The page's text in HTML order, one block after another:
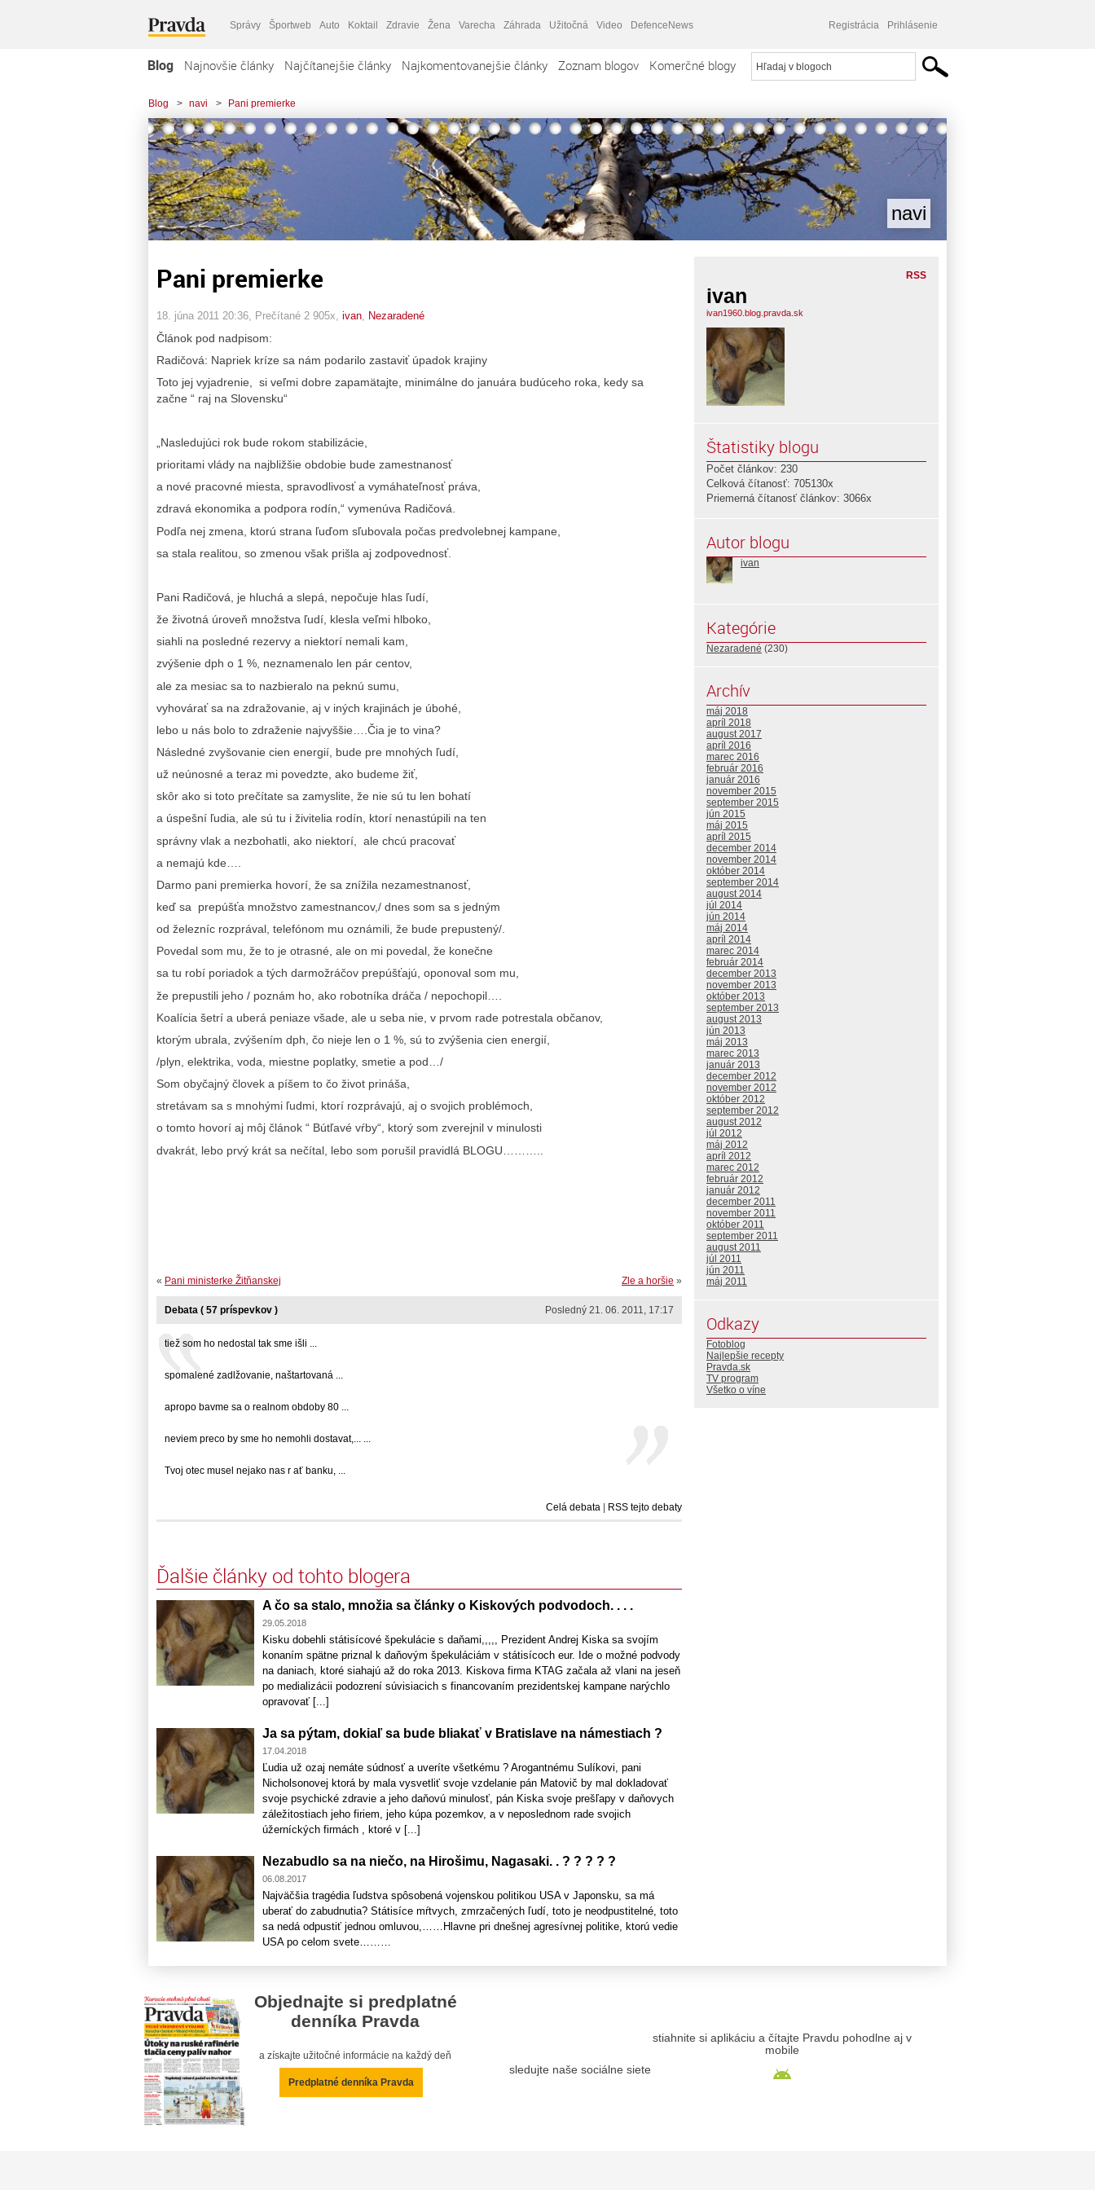
Správy Športweb Auto Koktail Zdravie Žena Varecha Záhrada Užitočná Video DefenceNews Registrácia Prihlásenie
Blog Najnovšie články Najčítanejšie články Najkomentovanejšie články Zoznam blogov Komerčné blogy
Blog > navi > Pani premierke
navi
Pani premierke
18. júna 2011 20:36 , Prečítané 2 905x, ivan Nezaradené
Článok pod nadpisom:
Radičová: Napriek kríze sa nám podarilo zastaviť úpadok krajiny
Toto jej vyjadrenie, si veľmi dobre zapamätajte, minimálne do januára budúceho roka, kedy sa
začne “ raj na Slovensku“
„Nasledujúci rok bude rokom stabilizácie,
prioritami vlády na najbližšie obdobie bude zamestnanosť
a nové pracovné miesta, spravodlivosť a vymáhateľnosť práva,
zdravá ekonomika a podpora rodín,“ vymenúva Radičová.
Podľa nej zmena, ktorú strana ľuďom sľubovala počas predvolebnej kampane,
sa stala realitou, so zmenou však prišla aj zodpovednosť.
Pani Radičová, je hluchá a slepá, nepočuje hlas ľudí,
že životná úroveň množstva ľudí, klesla veľmi hlboko,
siahli na posledné rezervy a niektorí nemali kam,
zvýšenie dph o 1 %, neznamenalo len pár centov,
ale za mesiac sa to nazbieralo na peknú sumu,
vyhovárať sa na zdražovanie, aj v iných krajinách je úbohé,
lebo u nás bolo to zdraženie najvyššie….Čia je to vina?
Následné zvyšovanie cien energií, bude pre mnohých ľudí,
už neúnosné a teraz mi povedzte, ako budeme žiť,
skôr ako si toto prečítate sa zamyslite, že nie sú tu len bohatí
a úspešní ľudia, ale sú tu i živitelia rodín, ktorí nenastúpili na ten
správny vlak a nezbohatli, ako niektorí, ale chcú pracovať
a nemajú kde….
Darmo pani premierka hovorí, že sa znížila nezamestnanosť,
keď sa prepúšťa množstvo zamestnancov,/ dnes som sa s jedným
od železníc rozprával, telefónom mu oznámili, že bude prepustený/.
Povedal som mu, že to je otrasné, ale on mi povedal, že konečne
sa tu robí poriadok a tých darmožráčov prepúšťajú, oponoval som mu,
že prepustili jeho / poznám ho, ako robotníka dráča / nepochopil….
Koalícia šetrí a uberá peniaze všade, ale u seba nie, v prvom rade potrestala občanov,
ktorým ubrala, zvýšením dph, čo nieje len o 1 %, sú to zvýšenia cien energií,
/plyn, elektrika, voda, miestne poplatky, smetie a pod…/
Som obyčajný človek a píšem to čo život prináša,
stretávam sa s mnohými ľudmi, ktorí rozprávajú, aj o svojich problémoch,
o tomto hovorí aj môj článok “ Bútľavé vŕby“, ktorý som zverejnil v minulosti
dvakrát, lebo prvý krát sa nečítal, lebo som porušil pravidlá BLOGU………..
Zle a horšie »
« Pani ministerke Žitňanskej
Posledný 21. 06. 2011, 17:17
Debata ( 57 príspevkov )
tiež som ho nedostal tak sme išli ...
spomalené zadlžovanie, naštartovaná ...
apropo bavme sa o realnom obdoby 80 ...
neviem preco by sme ho nemohli dostavat,... ...
Tvoj otec musel nejako nas r ať banku, ...
Celá debata RSS tejto debaty
Ďalšie články od tohto blogera
A čo sa stalo, množia sa články o Kiskových podvodoch. . . .
29.05.2018
Kisku dobehli státisícové špekulácie s daňami,,,,, Prezident Andrej Kiska sa svojím
konaním spätne priznal k daňovým špekuláciám v státisícoch eur. Ide o možné podvody
na daniach, ktoré siahajú až do roka 2013. Kiskova firma KTAG začala až vlani na jeseň
po medializácii podozrení súvisiacich s financovaním prezidentskej kampane narýchlo
opravovať [...]
Ja sa pýtam, dokiaľ sa bude bliakať v Bratislave na námestiach ?
17.04.2018
Ľudia už ozaj nemáte súdnosť a uveríte všetkému ? Arogantnému Sulíkovi, pani
Nicholsonovej ktorá by mala vysvetliť svoje vzdelanie pán Matovič by mal dokladovať
svoje psychické zdravie a jeho daňovú minulosť, pán Kiska svoje prešľapy v daňovych
záležitostiach jeho firiem, jeho kúpa pozemkov, a v neposlednom rade svojich
úžerníckých firmách , ktoré v [...]
Nezabudlo sa na niečo, na Hirošimu, Nagasaki. . ? ? ? ? ?
06.08.2017
Najväčšia tragédia ľudstva spôsobená vojenskou politikou USA v Japonsku, sa má
uberať do zabudnutia? Státisíce mŕtvych, zmrzačených ľudí, toto je neodpustitelné, toto
sa nedá odpustiť jednou omluvou,……Hlavne pri dnešnej agresívnej politike, ktorú vedie
USA po celom svete………
RSS
ivan
ivan1960.blog.pravda.sk
Štatistiky blogu
Počet článkov: 230
Celková čítanosť: 705130x
Priemerná čítanosť článkov: 3066x
Autor blogu
ivan
Kategórie
Nezaradené (230)
Archív
máj 2018
apríl 2018
august 2017
apríl 2016
marec 2016
február 2016
január 2016
november 2015
september 2015
jún 2015
máj 2015
apríl 2015
december 2014
november 2014
október 2014
september 2014
august 2014
júl 2014
jún 2014
máj 2014
apríl 2014
marec 2014
február 2014
december 2013
november 2013
október 2013
september 2013
august 2013
jún 2013
máj 2013
marec 2013
január 2013
december 2012
november 2012
október 2012
september 2012
august 2012
júl 2012
máj 2012
apríl 2012
marec 2012
február 2012
január 2012
december 2011
november 2011
október 2011
september 2011
august 2011
júl 2011
jún 2011
máj 2011
Odkazy
Fotoblog
Najlepšie recepty
Pravda.sk
TV program
Všetko o víne
Objednajte si predplatné
denníka Pravda
a získajte užitočné informácie na každý deň
Predplatné denníka Pravda
sledujte naše sociálne siete
stiahnite si aplikáciu a čítajte Pravdu pohodlne aj v
mobile